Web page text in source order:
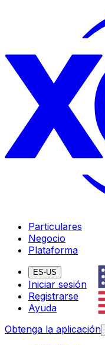
Particulares
Negocio
Plataforma
ES-US
Iniciar sesión
Registrarse
Ayuda
Obtenga la aplicación